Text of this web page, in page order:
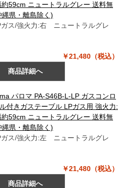
約59cm ニュートラルグレー 送料無
縄県・離島除く)
ガス/強火力:右 ニュートラルグレ
￥21,480（税込）
商品詳細へ
パロマ PA-S46B-L-LP ガスコンロ
付きガステーブル LPガス用 強火力:
約59cm ニュートラルグレー 送料無
縄県・離島除く)
ガス/強火力:左 ニュートラルグレ
￥21,480（税込）
商品詳細へ